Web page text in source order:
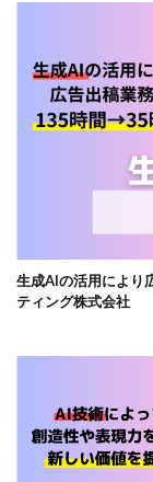
生成AIの活用により
ティング株式会社